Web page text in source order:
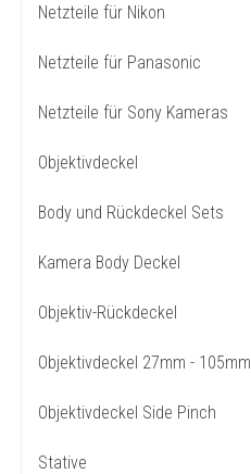
Netzteile für Nikon
Netzteile für Panasonic
Netzteile für Sony Kameras
Objektivdeckel
Body und Rückdeckel Sets
Kamera Body Deckel
Objektiv-Rückdeckel
Objektivdeckel 27mm - 105mm
Objektivdeckel Side Pinch
Stative